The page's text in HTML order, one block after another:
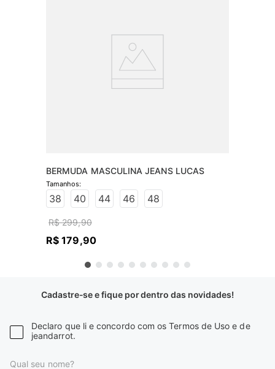
BERMUDA MASCULINA JEANS LUCAS
38 40 44 46 48
R$ 299,90
R$ 179,90
Cadastre-se e fique por dentro das novidades!
Declaro que li e concordo com os Termos de Uso e de
jeandarrot.